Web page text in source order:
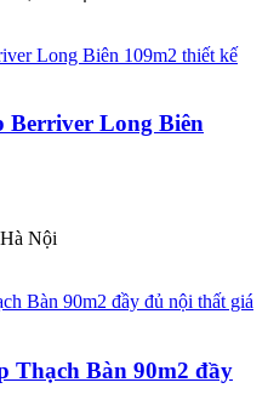
Berriver Long Biên
Nội
Thạch Bàn 90m2 đầy